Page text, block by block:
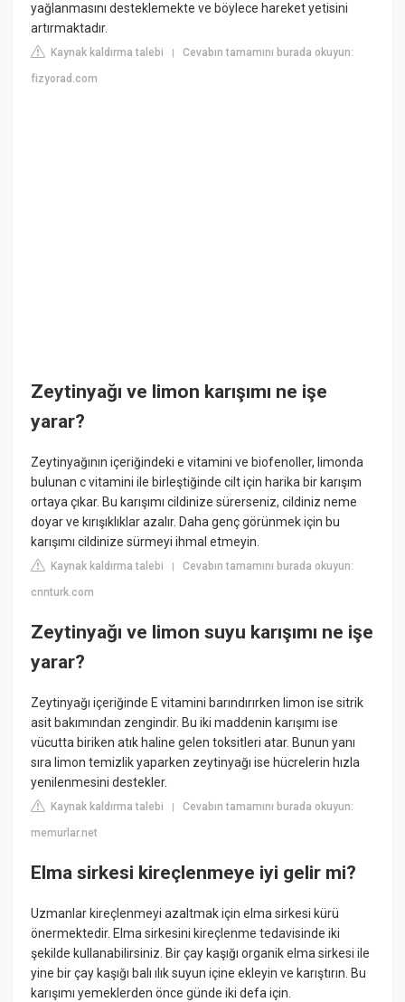
yağlanmasını desteklemekte ve böylece hareket yetisini
artırmaktadır.
Kaynak kaldırma talebi |Cevabın tamamını burada okuyun:
fizyorad.com
Zeytinyağı ve limon karışımı ne işe
yarar?
Zeytinyağının içeriğindeki e vitamini ve biofenoller, limonda
bulunan c vitamini ile birleştiğinde cilt için harika bir karışım
ortaya çıkar. Bu karışımı cildinize sürerseniz, cildiniz neme
doyar ve kırışıklıklar azalır. Daha genç görünmek için bu
karışımı cildinize sürmeyi ihmal etmeyin.
Kaynak kaldırma talebi |Cevabın tamamını burada okuyun:
cnnturk.com
Zeytinyağı ve limon suyu karışımı ne işe
yarar?
Zeytinyağı içeriğinde E vitamini barındırırken limon ise sitrik
asit bakımından zengindir. Bu iki maddenin karışımı ise
vücutta biriken atık haline gelen toksitleri atar. Bunun yanı
sıra limon temizlik yaparken zeytinyağı ise hücrelerin hızla
yenilenmesini destekler.
Kaynak kaldırma talebi |Cevabın tamamını burada okuyun:
memurlar.net
Elma sirkesi kireçlenmeye iyi gelir mi?
Uzmanlar kireçlenmeyi azaltmak için elma sirkesi kürü
önermektedir. Elma sirkesini kireçlenme tedavisinde iki
şekilde kullanabilirsiniz. Bir çay kaşığı organik elma sirkesi ile
yine bir çay kaşığı balı ılık suyun içine ekleyin ve karıştırın. Bu
karışımı yemeklerden önce günde iki defa için.